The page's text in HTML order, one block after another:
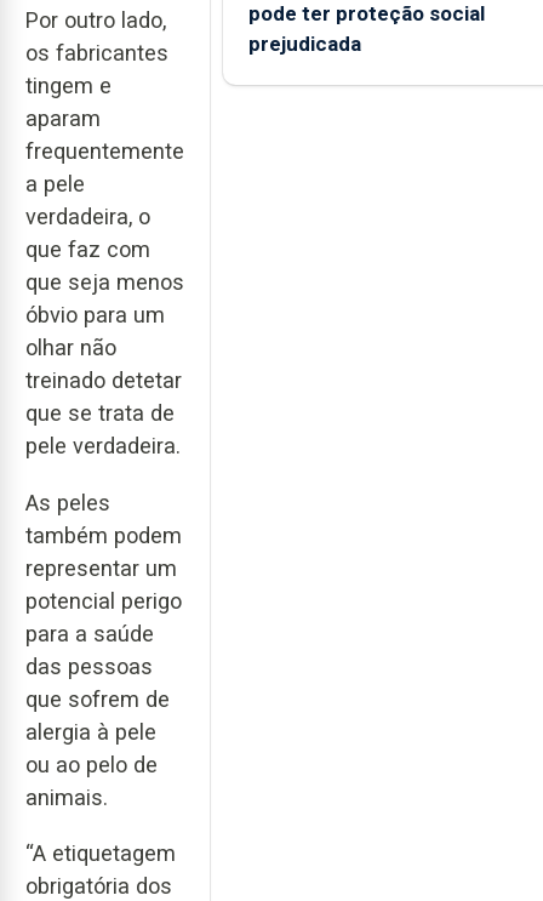
Por outro lado,
os fabricantes
tingem e
aparam
frequentemente
a pele
verdadeira, o
que faz com
que seja menos
óbvio para um
olhar não
treinado detetar
que se trata de
pele verdadeira.
As peles
também podem
representar um
potencial perigo
para a saúde
das pessoas
que sofrem de
alergia à pele
ou ao pelo de
animais.
“A etiquetagem
obrigatória dos
pode ter proteção social
prejudicada